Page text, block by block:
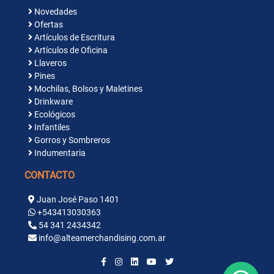
Novedades
Ofertas
Artículos de Escritura
Artículos de Oficina
Llaveros
Pines
Mochilas, Bolsos y Maletines
Drinkware
Ecológicos
Infantiles
Gorros y Sombreros
Indumentaria
CONTACTO
Juan José Paso 1401
+543413030363
54 341 2434342
info@alteamerchandising.com.ar